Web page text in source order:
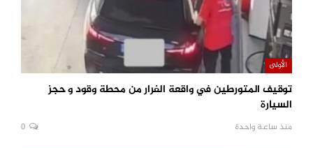
الأولى
توقيف المتورطين في واقعة الفرار من محطة وقود و حجز
السيارة
منذ ساعة واحدة